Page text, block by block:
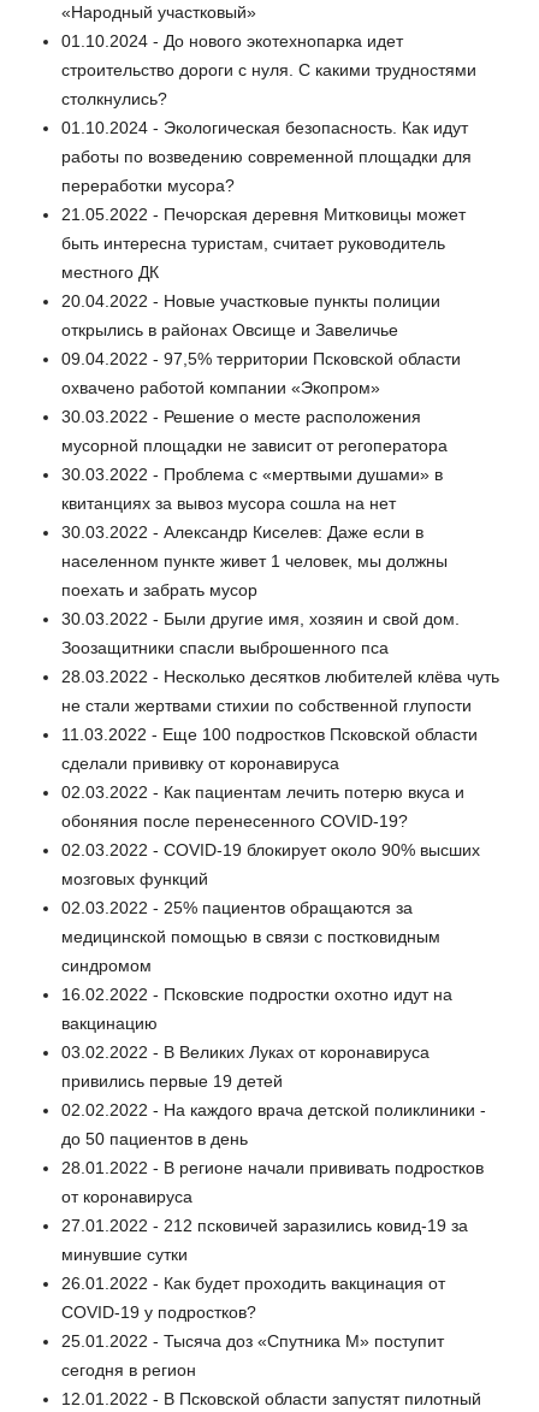
«Народный участковый»
01.10.2024 - До нового экотехнопарка идет
строительство дороги с нуля. С какими трудностями
столкнулись?
01.10.2024 - Экологическая безопасность. Как идут
работы по возведению современной площадки для
переработки мусора?
21.05.2022 - Печорская деревня Митковицы может
быть интересна туристам, считает руководитель
местного ДК
20.04.2022 - Новые участковые пункты полиции
открылись в районах Овсище и Завеличье
09.04.2022 - 97,5% территории Псковской области
охвачено работой компании «Экопром»
30.03.2022 - Решение о месте расположения
мусорной площадки не зависит от регоператора
30.03.2022 - Проблема с «мертвыми душами» в
квитанциях за вывоз мусора сошла на нет
30.03.2022 - Александр Киселев: Даже если в
населенном пункте живет 1 человек, мы должны
поехать и забрать мусор
30.03.2022 - Были другие имя, хозяин и свой дом.
Зоозащитники спасли выброшенного пса
28.03.2022 - Несколько десятков любителей клёва чуть
не стали жертвами стихии по собственной глупости
11.03.2022 - Еще 100 подростков Псковской области
сделали прививку от коронавируса
02.03.2022 - Как пациентам лечить потерю вкуса и
обоняния после перенесенного COVID-19?
02.03.2022 - COVID-19 блокирует около 90% высших
мозговых функций
02.03.2022 - 25% пациентов обращаются за
медицинской помощью в связи с постковидным
синдромом
16.02.2022 - Псковские подростки охотно идут на
вакцинацию
03.02.2022 - В Великих Луках от коронавируса
привились первые 19 детей
02.02.2022 - На каждого врача детской поликлиники -
до 50 пациентов в день
28.01.2022 - В регионе начали прививать подростков
от коронавируса
27.01.2022 - 212 псковичей заразились ковид-19 за
минувшие сутки
26.01.2022 - Как будет проходить вакцинация от
COVID-19 у подростков?
25.01.2022 - Тысяча доз «Спутника М» поступит
сегодня в регион
12.01.2022 - В Псковской области запустят пилотный